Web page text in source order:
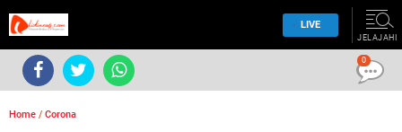
LIVE
JELAJAHI
Home / Corona
0